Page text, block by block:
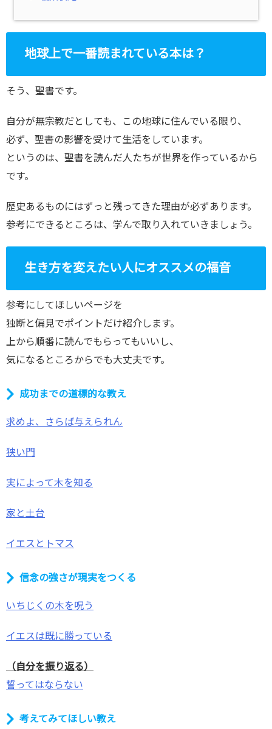
地球上で一番読まれている本は？
そう、聖書です。
自分が無宗教だとしても、この地球に住んでいる限り、
必ず、聖書の影響を受けて生活をしています。
というのは、聖書を読んだ人たちが世界を作っているから
です。
歴史あるものにはずっと残ってきた理由が必ずあります。
参考にできるところは、学んで取り入れていきましょう。
生き方を変えたい人にオススメの福音
参考にしてほしいページを
独断と偏見でポイントだけ紹介します。
上から順番に読んでもらってもいいし、
気になるところからでも大丈夫です。
成功までの道標的な教え
求めよ、さらば与えられん
狭い門
実によって木を知る
家と土台
イエスとトマス
信念の強さが現実をつくる
いちじくの木を呪う
イエスは既に勝っている
（自分を振り返る）
誓ってはならない
考えてみてほしい教え